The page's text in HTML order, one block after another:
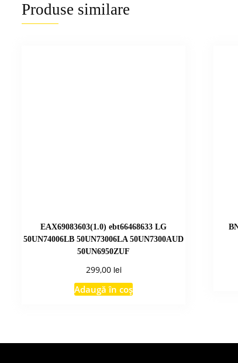
Produse similare
EAX69083603(1.0) ebt66468633 LG
50UN74006LB 50UN73006LA 50UN7300AUD
50UN6950ZUF
299,00 lei
Adaugă în coș